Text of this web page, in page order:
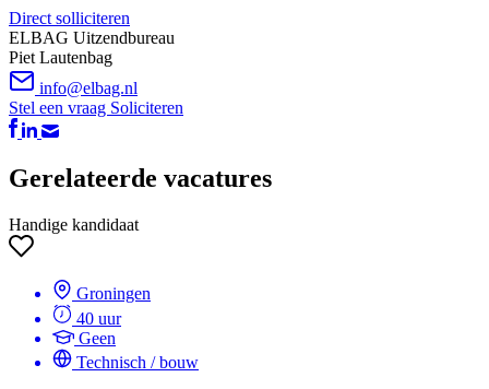
Direct solliciteren
ELBAG Uitzendbureau
Piet Lautenbag
info@elbag.nl
Stel een vraag Soliciteren
Gerelateerde vacatures
Handige kandidaat
Groningen
40 uur
Geen
Technisch / bouw